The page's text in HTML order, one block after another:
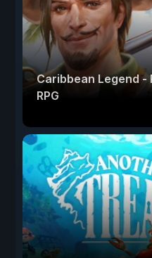
Caribbean Legend
RPG